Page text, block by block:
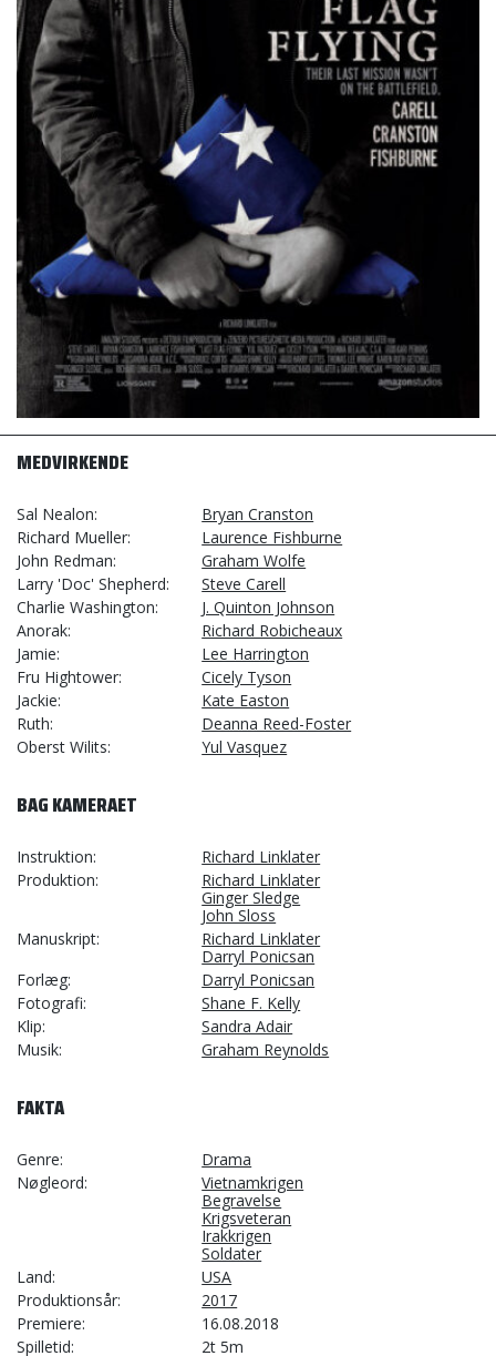
MEDVIRKENDE
Sal Nealon
Bryan Cranston
Richard Mueller
Laurence Fishburne
John Redman
Graham Wolfe
Larry 'Doc' Shepherd
Steve Carell
Charlie Washington
J. Quinton Johnson
Anorak
Richard Robicheaux
Jamie
Lee Harrington
Fru Hightower
Cicely Tyson
Jackie
Kate Easton
Ruth
Deanna Reed-Foster
Oberst Wilits
Yul Vasquez
BAG KAMERAET
Instruktion
Richard Linklater
Produktion
Richard Linklater
Ginger Sledge
John Sloss
Manuskript
Richard Linklater
Darryl Ponicsan
Forlæg
Darryl Ponicsan
Fotografi
Shane F. Kelly
Klip
Sandra Adair
Musik
Graham Reynolds
FAKTA
Genre
Drama
Nøgleord
Vietnamkrigen
Begravelse
Krigsveteran
Irakkrigen
Soldater
Land
USA
Produktionsår
2017
Premiere
16.08.2018
Spilletid
2t 5m